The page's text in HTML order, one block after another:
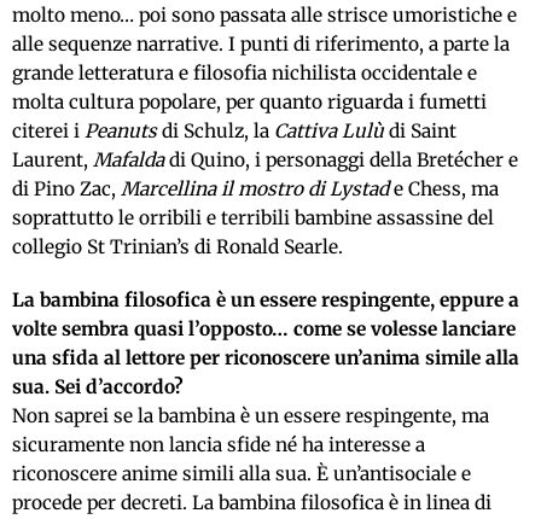
molto meno… poi sono passata alle strisce umoristiche e
alle sequenze narrative. I punti di riferimento, a parte la
grande letteratura e filosofia nichilista occidentale e
molta cultura popolare, per quanto riguarda i fumetti
citerei i Peanutsdi Schulz, la Cattiva Lulùdi Saint
Laurent, Mafaldadi Quino, i personaggi della Bretécher e
di Pino Zac, Marcellina il mostro di Lystade Chess, ma
soprattutto le orribili e terribili bambine assassine del
collegio St Trinian’s di Ronald Searle.
La bambina filosofica è un essere respingente, eppure a
volte sembra quasi l’opposto… come se volesse lanciare
una sfida al lettore per riconoscere un’anima simile alla
sua. Sei d’accordo?
Non saprei se la bambina è un essere respingente, ma
sicuramente non lancia sfide né ha interesse a
riconoscere anime simili alla sua. È un’antisociale e
procede per decreti. La bambina filosofica è in linea di